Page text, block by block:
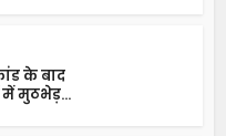
के बाद
मुठभेड़...